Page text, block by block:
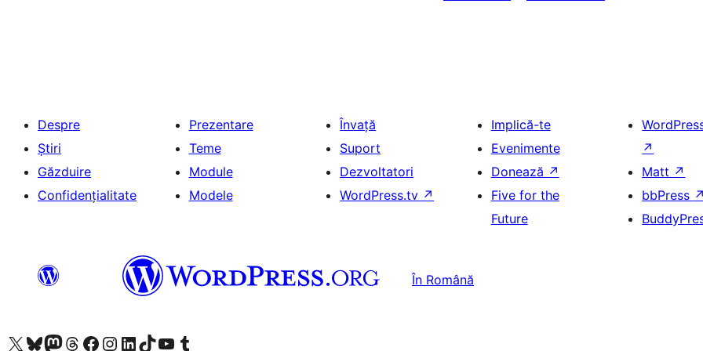
Despre
Știri
Găzduire
Confidențialitate
Prezentare
Teme
Module
Modele
Învață
Suport
Dezvoltatori
WordPress.tv ↗
Implică-te
Evenimente
Donează ↗
Five for the
Future
↗
Matt ↗
bbPress ↗
În Română
Mergi la contul nostru X (fost Twitter)
Vizitează contul nostru Bluesky
Vizitează contul nostru Mastodon
Vizitează contul nostru Threads
Vizitează pagina noastră Facebook
Vizitează-ne pe Instagram
Vizitează-ne pe LinkedIn
Vizitează contul nostru TikTok
Vizitează canalul nostru YouTube
Vizitează contul nostru Tumblr